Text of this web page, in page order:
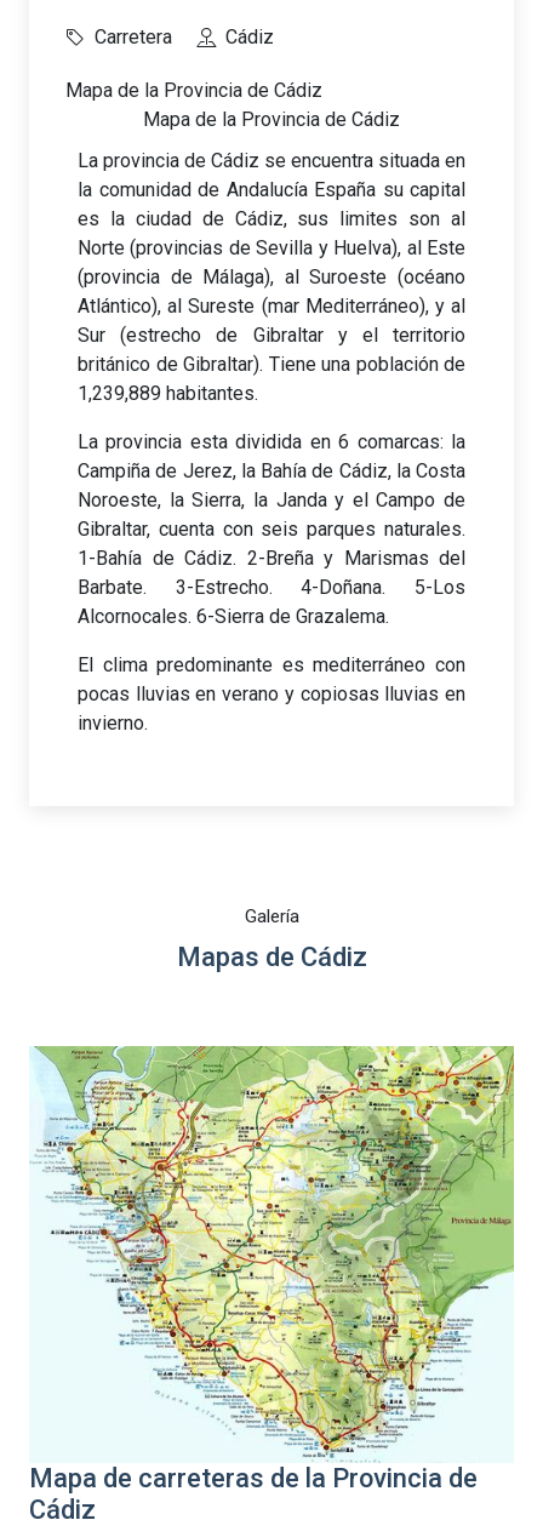
Carretera Cádiz
Mapa de la Provincia de Cádiz
Mapa de la Provincia de Cádiz
La provincia de Cádiz se encuentra situada en
la comunidad de Andalucía España su capital
es la ciudad de Cádiz, sus limites son al
Norte (provincias de Sevilla y Huelva), al Este
(provincia de Málaga), al Suroeste (océano
Atlántico), al Sureste (mar Mediterráneo), y al
Sur (estrecho de Gibraltar y el territorio
británico de Gibraltar). Tiene una población de
1,239,889 habitantes.
La provincia esta dividida en 6 comarcas: la
Campiña de Jerez, la Bahía de Cádiz, la Costa
Noroeste, la Sierra, la Janda y el Campo de
Gibraltar, cuenta con seis parques naturales.
1-Bahía de Cádiz. 2-Breña y Marismas del
Barbate. 3-Estrecho. 4-Doñana. 5-Los
Alcornocales. 6-Sierra de Grazalema.
El clima predominante es mediterráneo con
pocas lluvias en verano y copiosas lluvias en
invierno.
Galería
Mapas de Cádiz
Mapa de carreteras de la Provincia de
Cádiz